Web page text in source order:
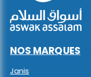
NOS MARQUES
Janis